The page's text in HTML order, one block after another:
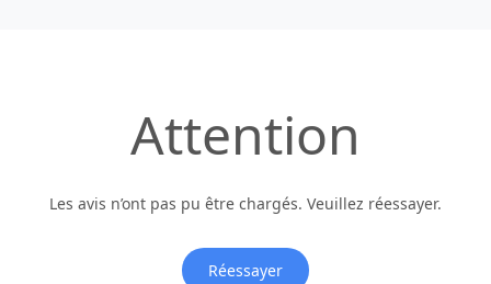
Attention
Les avis n’ont pas pu être chargés. Veuillez réessayer.
Réessayer